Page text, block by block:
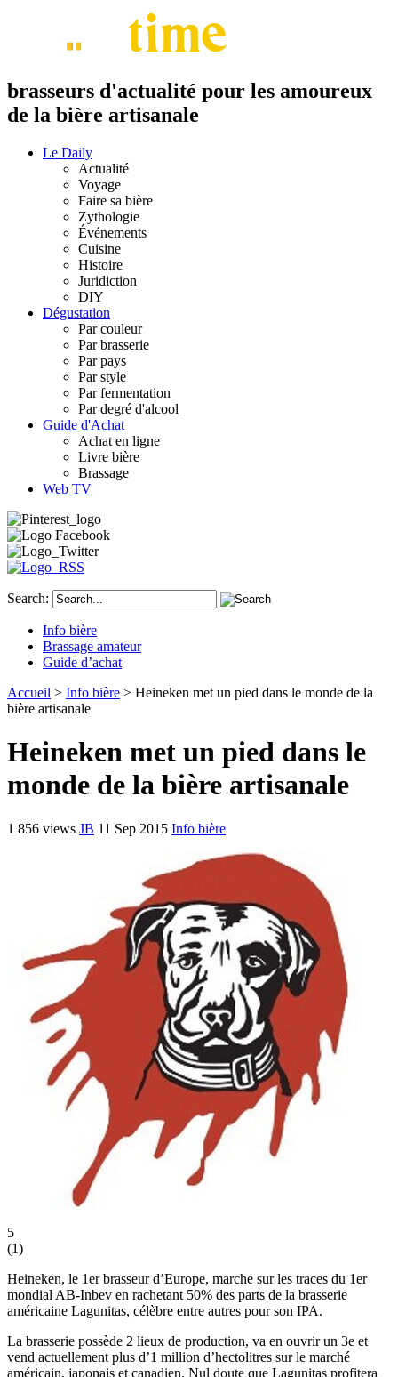
brasseurs d'actualité pour les amoureux
de la bière artisanale
Le Daily
Actualité
Voyage
Faire sa bière
Zythologie
Événements
Cuisine
Histoire
Juridiction
DIY
Dégustation
Par couleur
Par brasserie
Par pays
Par style
Par fermentation
Par degré d'alcool
Guide d'Achat
Achat en ligne
Livre bière
Brassage
Web TV
Search:
Info bière
Brassage amateur
Guide d’achat
Accueil > Info bière > Heineken met un pied dans le monde de la
bière artisanale
Heineken met un pied dans le
monde de la bière artisanale
1 856 views JB 11 Sep 2015 Info bière
5
(1)
Heineken, le 1er brasseur d’Europe, marche sur les traces du 1er
mondial AB-Inbev en rachetant 50% des parts de la brasserie
américaine Lagunitas, célèbre entre autres pour son IPA.
La brasserie possède 2 lieux de production, va en ouvrir un 3e et
vend actuellement plus d’1 million d’hectolitres sur le marché
américain, japonais et canadien. Nul doute que Lagunitas profitera